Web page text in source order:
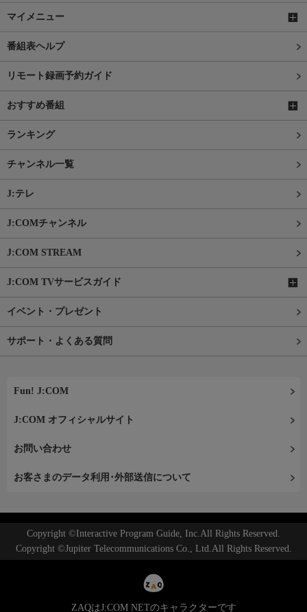
マイメニュー
番組表ヘルプ
リモート録画予約ガイド
おすすめ番組
ランキング
チャンネル一覧
J:テレ
J:COMチャンネル
J:COM STREAM
J:COM TVサービスガイド
イベント・プレゼント
サポート・よくある質問
Fun! J:COM
J:COM オフィシャルサイト
お問い合わせ
お客さまのデータ利用･外部送信について
Copyright ©Interactive Program Guide, Inc.All Rights Reserved.
Copyright ©Jupiter Telecommunications Co., Ltd.All Rights Reserved.
ZAQはJ:COM NETのキャラクターです